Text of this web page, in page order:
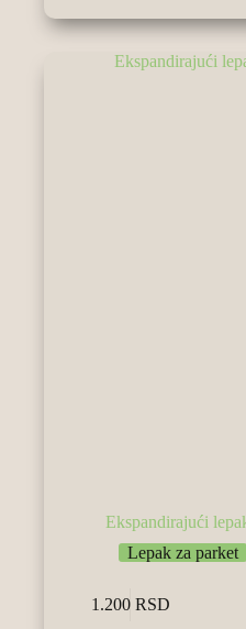
Ekspandirajući
Lepak za parket
1.200 RSD